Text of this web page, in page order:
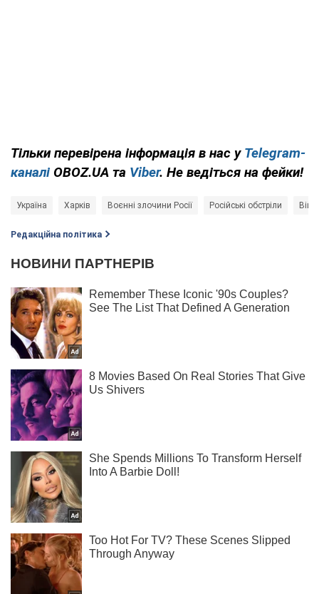
Тільки перевірена інформація в нас у Telegram-
каналі OBOZ.UA та Viber. Не ведіться на фейки!
Україна Харків Воєнні злочини Росії Російські обстріли
Редакційна політика